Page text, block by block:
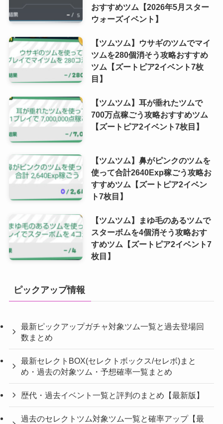
おすすめツム【2026年5月スター
ウォーズイベント】
【ツムツム】ウサギのツムでマイ
ツムを280個消そう攻略おすすめ
ツム【ズートピア2イベント7枚
目】
【ツムツム】耳が垂れたツムで
700万点稼ごう攻略おすすめツム
【ズートピア2イベント7枚目】
【ツムツム】鼻がピンクのツムを
使って合計2640Exp稼ごう攻略お
すすめツム【ズートピア2イベン
ト7枚目】
【ツムツム】まゆ毛のあるツムで
スターボムを4個消そう攻略おす
すめツム【ズートピア2イベント7
枚目】
ピックアップ情報
最新ピックアップガチャ対象ツム一覧と過去登場回
数まとめ
最新セレクトBOX(セレクトボックス/セレボ)まと
め・過去の対象ツム・予想確率一覧まとめ
歴代・過去イベント一覧と評判のまとめ【最新版】
過去のセレクトツム対象ツム一覧と確率アップ【最